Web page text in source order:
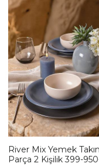
River Mix Yemek
Parça 2 Kişilik 399-